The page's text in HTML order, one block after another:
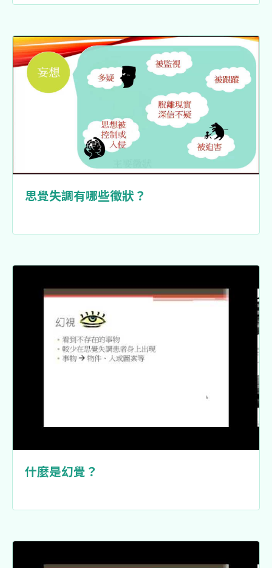
思覺失調有哪些徵狀？
什麼是幻覺？